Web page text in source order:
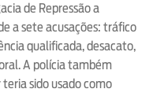
de Repressão a
a sete acusações: tráfico
qualificada, desacato,
A polícia também
sido usado como